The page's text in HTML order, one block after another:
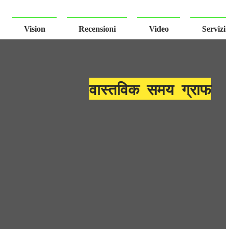
Vision Recensioni Video Servizi
वास्तविक समय ग्राफ